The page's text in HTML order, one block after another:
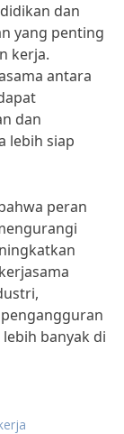
dan
yang penting
kerja.
antara
dan
lebih siap
peran
banyak di